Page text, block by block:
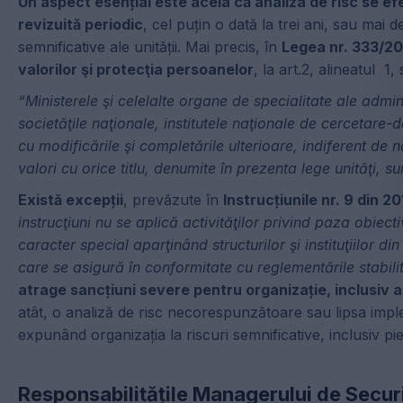
revizuită periodic, cel puțin o dată la trei ani, sau mai
semnificative ale unității. Mai precis, în Legea nr. 333/
valorilor şi protecţia persoanelor, la art.2, alineatul 1,
“Ministerele şi celelalte organe de specialitate ale
societăţile naţionale, institutele naţionale de cercetare-
cu modificările şi completările ulterioare, indiferent de
valori cu orice titlu, denumite în prezenta lege unităţi,
Există excepții, prevăzute în Instrucțiunile nr. 9 din
instrucţiuni nu se aplică activităţilor privind paza
caracter special aparţinând structurilor şi instituţiilor
care se asigură în conformitate cu reglementările
atrage sancțiuni severe pentru organizație, inclusiv
atât, o analiză de risc necorespunzătoare sau lipsa
expunând organizația la riscuri semnificative, inclusiv
Responsabilitățile Managerului de